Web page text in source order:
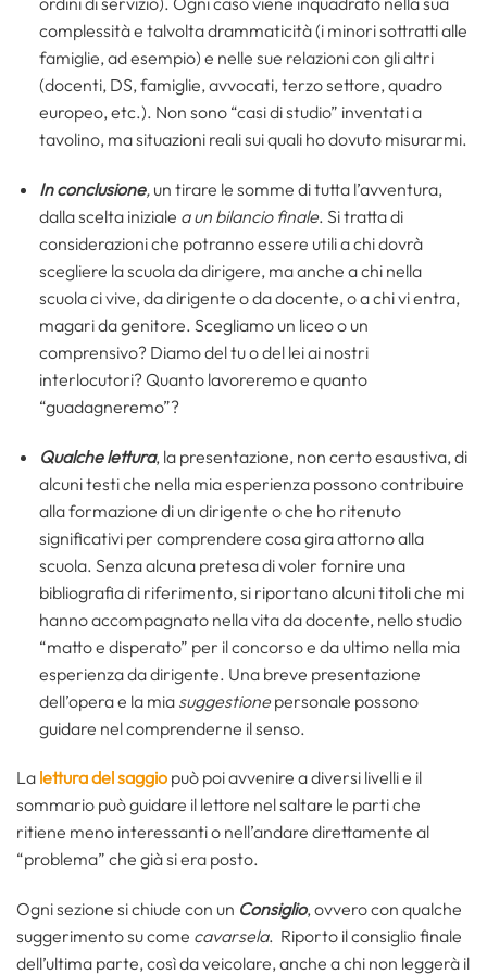
complessità e talvolta drammaticità (i minori sottratti alle
famiglie, ad esempio) e nelle sue relazioni con gli altri
(docenti, DS, famiglie, avvocati, terzo settore, quadro
europeo, etc.). Non sono “casi di studio” inventati a
tavolino, ma situazioni reali sui quali ho dovuto misurarmi.
In conclusione, un tirare le somme di tutta l’avventura,
dalla scelta iniziale a un bilancio finale. Si tratta di
considerazioni che potranno essere utili a chi dovrà
scegliere la scuola da dirigere, ma anche a chi nella
scuola ci vive, da dirigente o da docente, o a chi vi entra,
magari da genitore. Scegliamo un liceo o un
comprensivo? Diamo del tu o del lei ai nostri
interlocutori? Quanto lavoreremo e quanto
“guadagneremo”?
Qualche lettura, la presentazione, non certo esaustiva, di
alcuni testi che nella mia esperienza possono contribuire
alla formazione di un dirigente o che ho ritenuto
significativi per comprendere cosa gira attorno alla
scuola. Senza alcuna pretesa di voler fornire una
bibliografia di riferimento, si riportano alcuni titoli che mi
hanno accompagnato nella vita da docente, nello studio
“matto e disperato” per il concorso e da ultimo nella mia
esperienza da dirigente. Una breve presentazione
dell’opera e la mia suggestionepersonale possono
guidare nel comprenderne il senso.
La lettura del saggio può poi avvenire a diversi livelli e il
sommario può guidare il lettore nel saltare le parti che
ritiene meno interessanti o nell’andare direttamente al
“problema” che già si era posto.
Ogni sezione si chiude con un Consiglio, ovvero con qualche
suggerimento su come cavarsela. Riporto il consiglio finale
dell’ultima parte, così da veicolare, anche a chi non leggerà il